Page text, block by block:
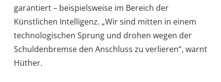
garantiert – beispielsweise im Bereich der
Künstlichen Intelligenz. „Wir sind mitten in einem
technologischen Sprung und drohen wegen der
Schuldenbremse den Anschluss zu verlieren“, warnt
Hüther.